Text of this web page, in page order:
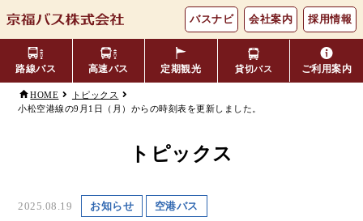
バスナビ 会社案内 採用情報
路線バス
のりば案内
高速バス 定期観光 貸切バス ご利用案内
HOME
トピックス
小松空港線の9月1日（月）からの時刻表を更新しました。
トピックス
2025.08.19 お知らせ 空港バス